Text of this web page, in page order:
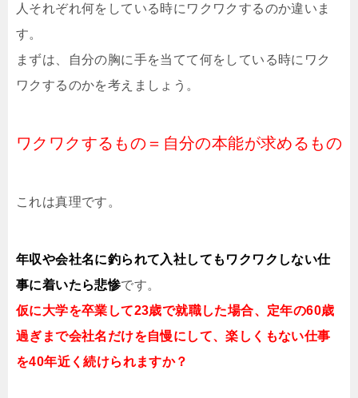
人それぞれ何をしている時にワクワクするのか違いま
す。
まずは、自分の胸に手を当てて何をしている時にワク
ワクするのかを考えましょう。
ワクワクするもの＝自分の本能が求めるもの
これは真理です。
年収や会社名に釣られて入社してもワクワクしない仕
事に着いたら悲惨です。
仮に大学を卒業して23歳で就職した場合、定年の60歳
過ぎまで会社名だけを自慢にして、楽しくもない仕事
を40年近く続けられますか？